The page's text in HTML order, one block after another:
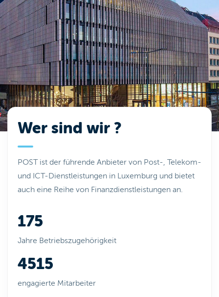
Wer sind wir ?
POST ist der führende Anbieter von Post-, Telekom-
und ICT-Dienstleistungen in Luxemburg und bietet
auch eine Reihe von Finanzdienstleistungen an.
175
Jahre Betriebszugehörigkeit
4515
engagierte Mitarbeiter